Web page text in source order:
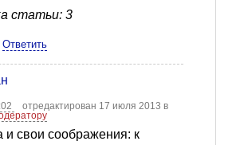
статьи: 3
Ответить
отредактирован 17 июля 2013 в
свои соображения: к